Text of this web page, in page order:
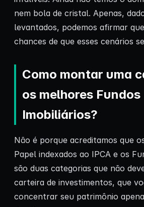
nem bola de cristal. Apenas,
levantados, podemos afirmar
chances de que esses cenários
Como montar uma
os melhores Fundos
Imobiliários?
Não é porque acreditamos que
Papel indexados ao IPCA e os
são duas categorias que não
carteira de investimentos, que
concentrar seu patrimônio